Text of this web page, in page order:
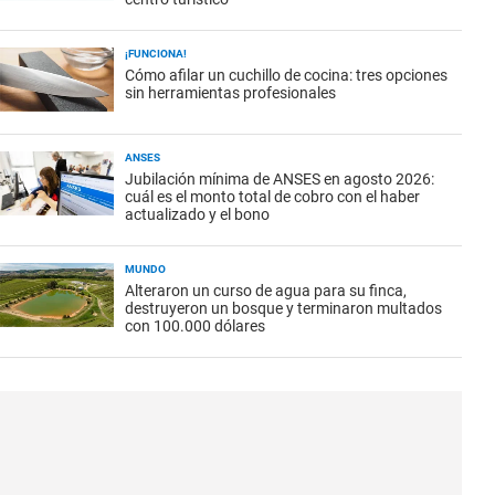
¡FUNCIONA!
Cómo afilar un cuchillo de cocina: tres opciones
sin herramientas profesionales
ANSES
Jubilación mínima de ANSES en agosto 2026:
cuál es el monto total de cobro con el haber
actualizado y el bono
MUNDO
Alteraron un curso de agua para su finca,
destruyeron un bosque y terminaron multados
con 100.000 dólares